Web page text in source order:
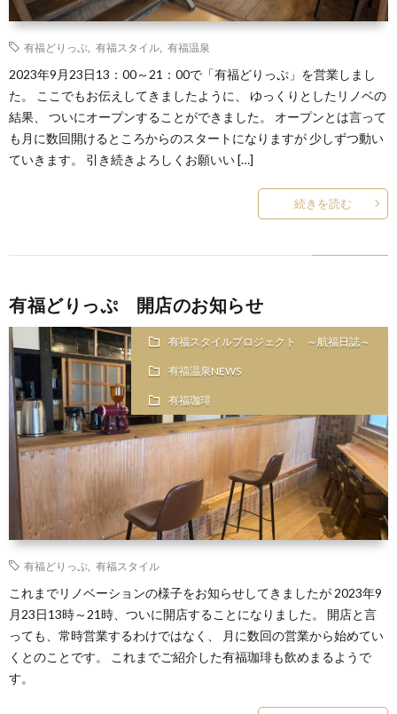
有福どりっぷ 有福スタイル 有福温泉
2023年9月23日13：00～21：00で「有福どりっぷ」を営業しまし
た。 ここでもお伝えしてきましたように、 ゆっくりとしたリノベの
結果、 ついにオープンすることができました。 オープンとは言って
も月に数回開けるところからのスタートになりますが 少しずつ動い
ていきます。 引き続きよろしくお願いい […]
続きを読む
有福どりっぷ 開店のお知らせ
有福スタイルプロジェクト ～航福日誌～
有福温泉NEWS
有福珈琲
有福どりっぷ 有福スタイル
これまでリノベーションの様子をお知らせしてきましたが 2023年9
月23日13時～21時、ついに開店することになりました。 開店と言
っても、常時営業するわけではなく、 月に数回の営業から始めてい
くとのことです。 これまでご紹介した有福珈琲も飲めまるようで
す。